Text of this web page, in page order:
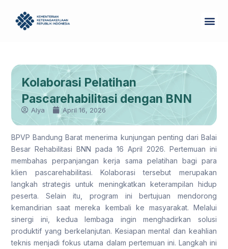
content
Kolaborasi Pelatihan
Pascarehabilitasi dengan BNN
Alya April 16, 2026
BPVP Bandung Barat menerima kunjungan penting dari Balai
Besar Rehabilitasi BNN pada 16 April 2026. Pertemuan ini
membahas perpanjangan kerja sama pelatihan bagi para
klien pascarehabilitasi. Kolaborasi tersebut merupakan
langkah strategis untuk meningkatkan keterampilan hidup
peserta. Selain itu, program ini bertujuan mendorong
kemandirian saat mereka kembali ke masyarakat. Melalui
sinergi ini, kedua lembaga ingin menghadirkan solusi
produktif yang berkelanjutan. Kesiapan mental dan keahlian
teknis menjadi fokus utama dalam pertemuan ini. Langkah ini